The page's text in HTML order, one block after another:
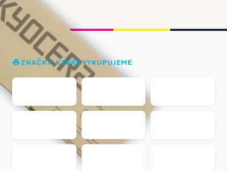
ZNAČKY, KTERÉ VYKUPUJEME